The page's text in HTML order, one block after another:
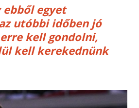
ebből egyet
utóbbi időben jó
kell gondolni,
kell kerekednünk